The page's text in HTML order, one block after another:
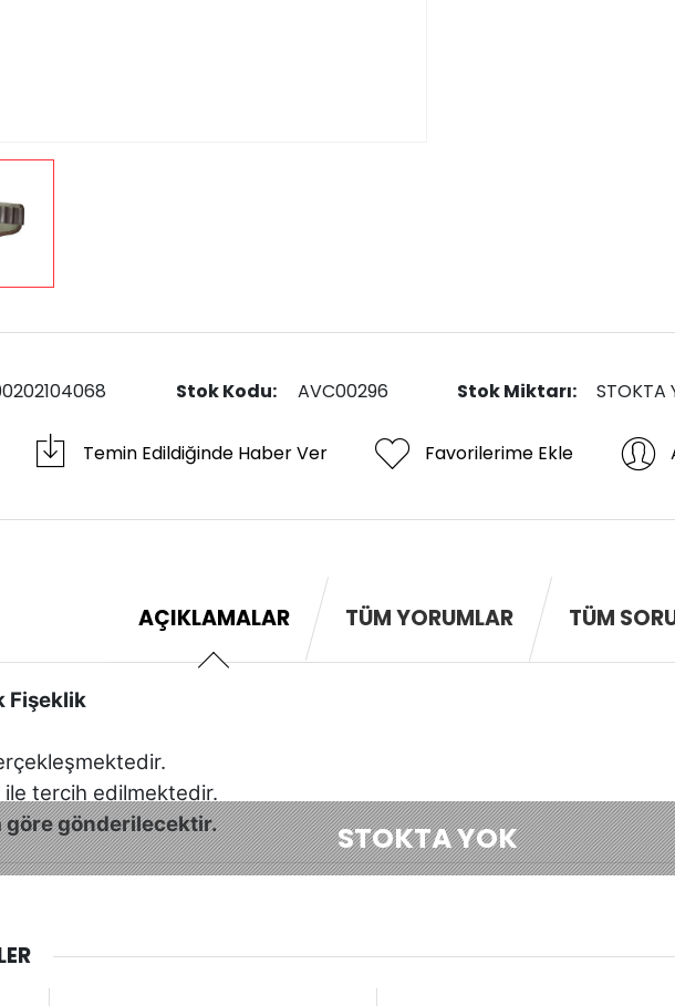
STOKTA YOK
Stok Kodu: AVC00296 Stok Miktarı: STOKTA
Temin Edildiğinde Haber Ver Favorilerime Ekle
AÇIKLAMALAR TÜM YORUMLAR TÜM
Fişeklik
tercih edilmektedir.
göre gönderilecektir.